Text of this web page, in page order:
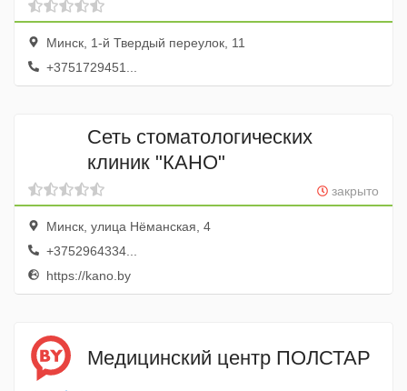
Минск, 1-й Твердый переулок, 11
+3751729451...
Сеть стоматологических
клиник "КАНО"
закрыто
Минск, улица Нёманская, 4
+3752964334...
https://kano.by
Медицинский центр ПОЛСТАР